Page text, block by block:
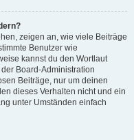
zeigen an, wie viele Beiträge
Benutzer wie
kannst du den Wortlaut
Board-Administration
Beiträge, nur um deinen
dieses Verhalten nicht und ein
unter Umständen einfach